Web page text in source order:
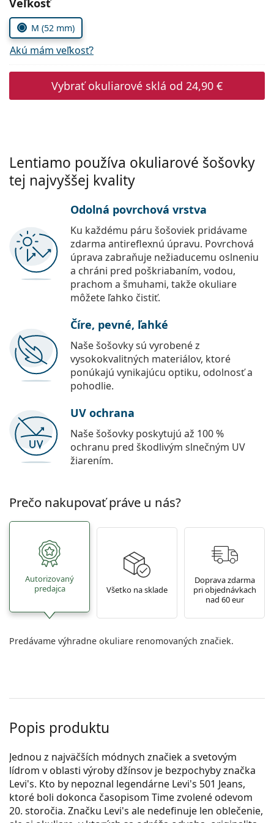
Persol
Prada
Všetky značky
Zvoľte parametre
M (52 mm)
Akú mám veľkosť?
Vybrať okuliarové sklá od 24,90 €
Lentiamo používa okuliarové šošovky
tej najvyššej kvality
Odolná povrchová vrstva
Ku každému páru šošoviek pridávame
zdarma antireflexnú úpravu. Povrchová
úprava zabraňuje nežiaducemu oslneniu
a chráni pred poškriabaním, vodou,
prachom a šmuhami, takže okuliare
môžete ľahko čistiť.
Číre, pevné, ľahké
Naše šošovky sú vyrobené z
vysokokvalitných materiálov, ktoré
ponúkajú vynikajúcu optiku, odolnosť a
pohodlie.
UV ochrana
Naše šošovky poskytujú až 100 %
ochranu pred škodlivým slnečným UV
žiarením.
Prečo nakupovať práve u nás?
Autorizovaný
predajca
Všetko na sklade
Doprava zdarma
pri objednávkach
nad 60 eur
Predávame výhradne okuliare renomovaných značiek.
Popis produktu
Jednou z najväčších módnych značiek a svetovým
lídrom v oblasti výroby džínsov je bezpochyby značka
Levi's. Kto by nepoznal legendárne Levi's 501 Jeans,
ktoré boli dokonca časopisom Time zvolené odevom
20. storočia. Značku Levi's ale nedefinuje len oblečenie,